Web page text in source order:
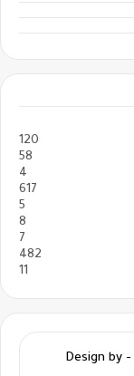
120
58
4
617
5
8
7
482
11
Design by -